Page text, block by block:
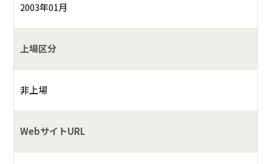
2003年01月
上場区分
非上場
WebサイトURL